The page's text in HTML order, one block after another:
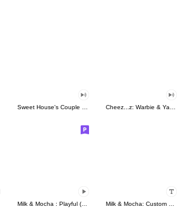
Sweet House's Couple in Love Cheez...z: Warbie & Yama 3